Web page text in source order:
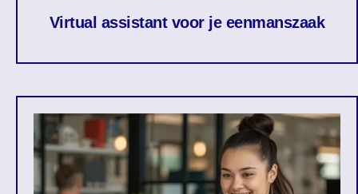
Virtual assistant voor je eenmanszaak